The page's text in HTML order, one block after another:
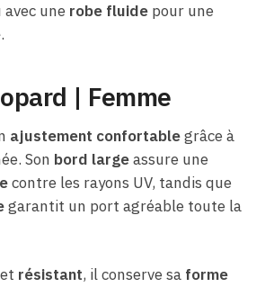
avec une robe fluide pour une
.
| Femme
ajustement confortablegrâce à
Son bord largeassure une
contre les rayons UV, tandis que
garantit un port agréable toute la
et résistant, il conserve sa forme